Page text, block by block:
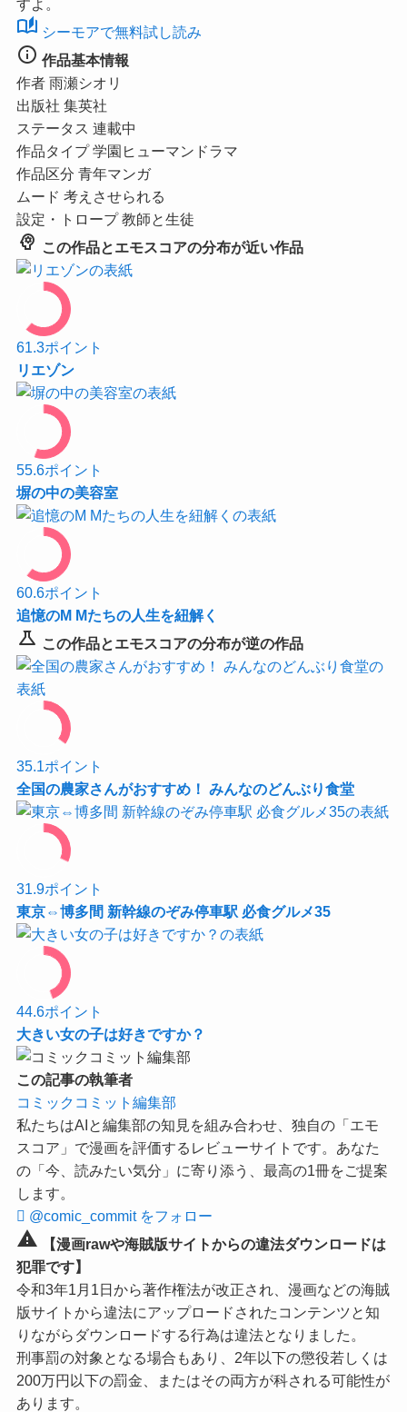
auto_stories シーモアで無料試し読み
info 作品基本情報
作者 雨瀬シオリ
出版社 集英社
ステータス 連載中
作品タイプ 学園ヒューマンドラマ
作品区分 青年マンガ
ムード 考えさせられる
設定・トロープ 教師と生徒
psychology この作品とエモスコアの分布が近い作品
61.3ポイント
リエゾン
55.6ポイント
塀の中の美容室
60.6ポイント
追憶のM Mたちの人生を紐解く
science この作品とエモスコアの分布が逆の作品
35.1 ポイント
全国の農家さんがおすすめ！ みんなのどんぶり食堂
31.9ポイント
東京⇔博多間 新幹線のぞみ停車駅 必食グルメ35
44.6ポイント
大きい女の子は好きですか？
この記事の執筆者
コミックコミット編集部
私たちはAIと編集部の知見を組み合わせ、独自の「エモ
スコア」で漫画を評価するレビューサイトです。あなた
の「今、読みたい気分」に寄り添う、最高の1冊をご提案
します。
@comic_commit をフォロー
warning
【漫画rawや海賊版サイトからの違法ダウンロードは
犯罪です】
令和3年1月1日から著作権法が改正され、漫画などの海賊
版サイトから違法にアップロードされたコンテンツと知
りながらダウンロードする行為は違法となりました。
刑事罰の対象となる場合もあり、2年以下の懲役若しくは
200万円以下の罰金、またはその両方が科される可能性が
あります。